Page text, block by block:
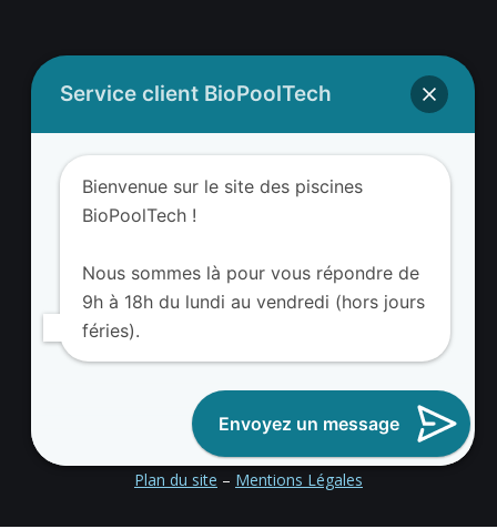
Adresse BioValue BioPoolTech
BioValue BioPoolTech
Devenir partenaire BioValue BioPoolTech
Plan du site – Mentions Légales
Service client BioPoolTech
Bienvenue sur le site des piscines
BioPoolTech !
Nous sommes là pour vous répondre de
9h à 18h du lundi au vendredi (hors jours
féries).
Envoyez un message